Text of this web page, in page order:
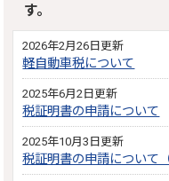
す。
2026年2月26日更新
軽自動車税について
2025年6月2日更新
税証明書の申請について
2025年10月3日更新
税証明書の申請について